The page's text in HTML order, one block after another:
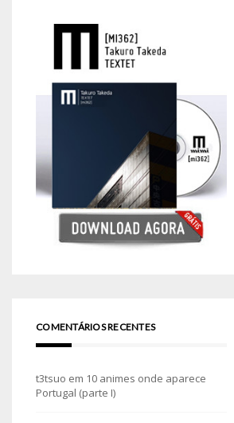
COMENTÁRIOS RECENTES
t3tsuo em 10 animes onde aparece
Portugal (parte I)